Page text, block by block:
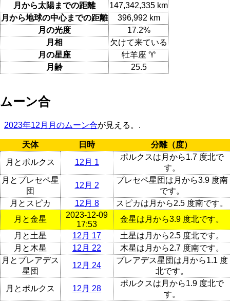
月から太陽までの距離
147,342,335 km
月から地球の中心までの距離
396,992 km
月の光度
17.2%
月相
欠けて来ている
月の星座
牡羊座 ♈
月齢
25.5
ムーン合
2023年12月月のムーン合が見える。.
天体 日時
分離（度）
月とポルクス
12月 1
ポルクスは月から1.7 度北で
す。
月とプレセペ星
団
12月 2
プレセペ星団は月から3.9 度南
です。
月とスピカ
12月 8
スピカは月から2.5 度南です。
月と金星
2023-12-09
17:53
金星は月から3.9 度北です。
月と土星
12月 17
土星は月から2.5 度北です。
月と木星
12月 22
木星は月から2.7 度南です。
月とプレアデス
星団
12月 24
プレアデス星団は月から1.1 度
北です。
月とポルクス
12月 28
ポルクスは月から1.9 度北で
す。